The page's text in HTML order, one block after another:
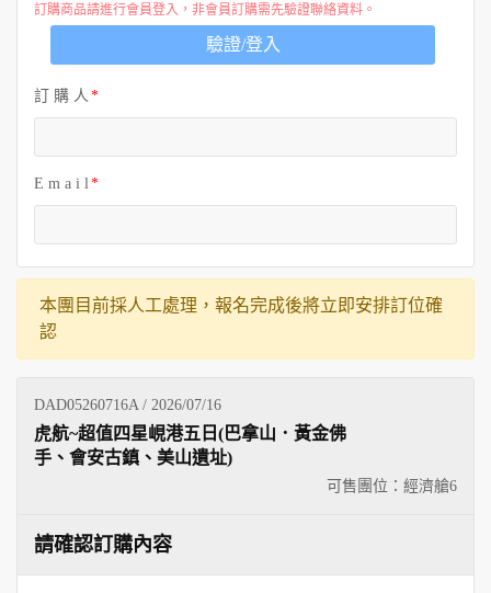
訂購商品請進行會員登入，非會員訂購需先驗證聯絡資料。
驗證/登入
訂 購 人
E m a i l
本團目前採人工處理，報名完成後將立即安排訂位確
認
DAD05260716A / 2026/07/16
可售團位：經濟艙6
虎航~超值四星峴港五日(巴拿山．黃金佛
手、會安古鎮、美山遺址)
請確認訂購內容